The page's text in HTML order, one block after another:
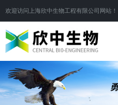
欢迎访问 上海欣中生物工程有限公司 网站！